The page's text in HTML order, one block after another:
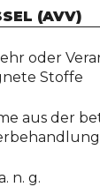
(AVV)
oder
Stoffe
aus der
n. g.